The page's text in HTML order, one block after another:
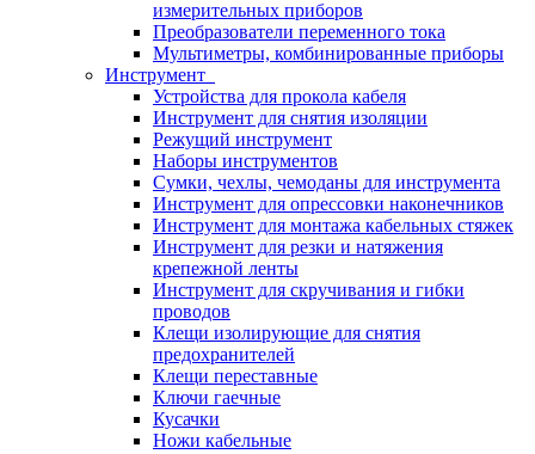
измерительных приборов
Преобразователи переменного тока
Мультиметры, комбинированные приборы
Инструмент
Устройства для прокола кабеля
Инструмент для снятия изоляции
Режущий инструмент
Наборы инструментов
Сумки, чехлы, чемоданы для инструмента
Инструмент для опрессовки наконечников
Инструмент для монтажа кабельных стяжек
Инструмент для резки и натяжения
крепежной ленты
Инструмент для скручивания и гибки
проводов
Клещи изолирующие для снятия
предохранителей
Клещи переставные
Ключи гаечные
Кусачки
Ножи кабельные